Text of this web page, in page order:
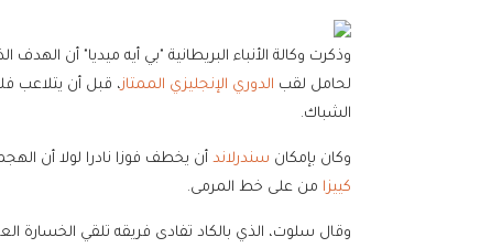
وذكرت وكالة الأنباء البريطانية "بي أيه ميديا" أن الهدف
لحامل لقب الدوري الإنجليزي الممتاز، قبل أن يتلاعب
الشباك.
وكان بإمكان سندرلاند أن يخطف فوزا نادرا لولا أن
كييزا من على خط المرمى.